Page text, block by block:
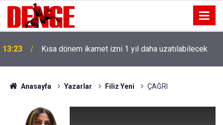
13:23 Kısa dönem ikamet izni 1 yıl daha uzatılabilecek
Anasayfa Yazarlar Filiz Yeni ÇAĞRI